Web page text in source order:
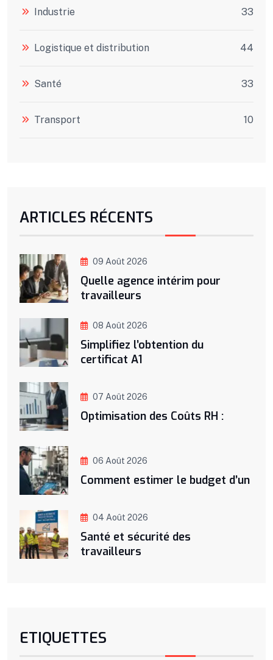
Industrie 33
Logistique et distribution 44
Santé 33
Transport 10
ARTICLES RÉCENTS
09 Août 2026
Quelle agence intérim pour
travailleurs
08 Août 2026
Simplifiez l’obtention du
certificat A1
07 Août 2026
Optimisation des Coûts RH :
06 Août 2026
Comment estimer le budget d’un
04 Août 2026
Santé et sécurité des
travailleurs
ETIQUETTES